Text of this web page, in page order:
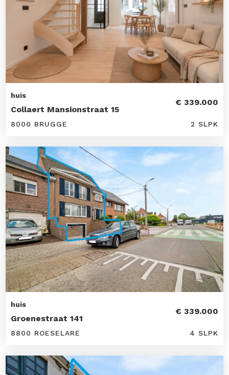
huis
Collaert Mansionstraat 15
€ 339.000
8000 BRUGGE 2 SLPK
huis
Groenestraat 141
€ 339.000
8800 ROESELARE 4 SLPK